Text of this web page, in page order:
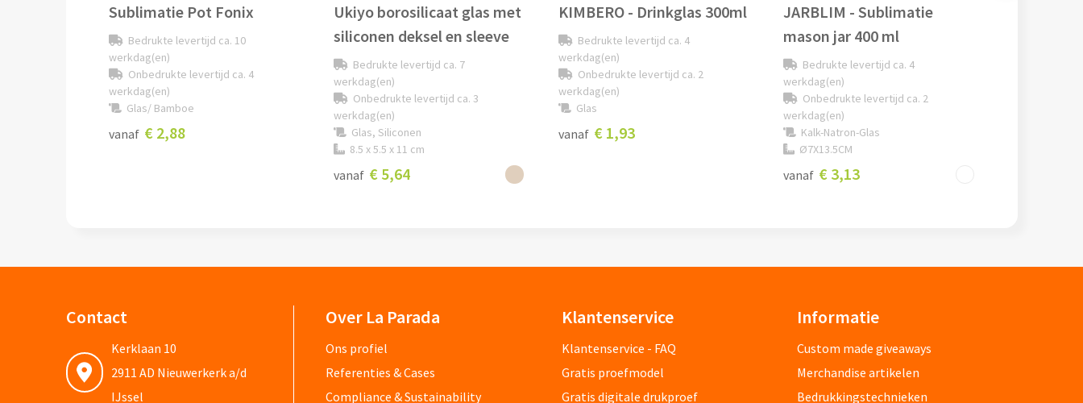
Sublimatie Pot Fonix
Bedrukte levertijd ca. 10
werkdag(en)
Onbedrukte levertijd ca. 4
werkdag(en)
Glas/ Bamboe
vanaf € 2,88
Ukiyo borosilicaat glas met
siliconen deksel en sleeve
Bedrukte levertijd ca. 7
werkdag(en)
Onbedrukte levertijd ca. 3
werkdag(en)
Glas, Siliconen
8.5 x 5.5 x 11 cm
vanaf € 5,64
KIMBERO - Drinkglas 300ml
Bedrukte levertijd ca. 4
werkdag(en)
Onbedrukte levertijd ca. 2
werkdag(en)
Glas
vanaf € 1,93
JARBLIM - Sublimatie
mason jar 400 ml
Bedrukte levertijd ca. 4
werkdag(en)
Onbedrukte levertijd ca. 2
werkdag(en)
Kalk-Natron-Glas
Ø7X13.5CM
vanaf € 3,13
Contact
Kerklaan 10
2911 AD Nieuwerkerk a/d
IJssel
Over La Parada
Ons profiel
Referenties & Cases
Compliance & Sustainability
Klantenservice
Klantenservice - FAQ
Gratis proefmodel
Gratis digitale drukproef
Informatie
Custom made giveaways
Merchandise artikelen
Bedrukkingstechnieken